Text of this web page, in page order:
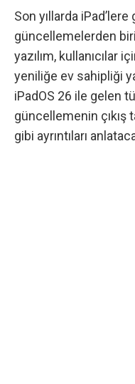
Son yıllarda
güncellemelerden biri
yazılım, kullanıcılar
yeniliğe ev sahipliği
iPadOS 26 ile gelen
güncellemenin
gibi ayrıntıları